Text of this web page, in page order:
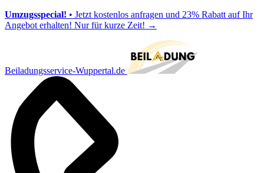
Umzugsspecial! • Jetzt kostenlos anfragen und 23% Rabatt auf Ihr
Angebot erhalten! Nur für kurze Zeit! →
Beiladungsservice-Wuppertal.de